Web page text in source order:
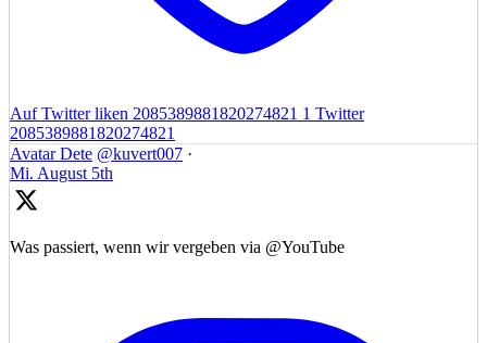
Auf Twitter liken 2085389881820274821 1 Twitter
2085389881820274821
Avatar Dete @kuvert007 ·
Mi. August 5th
Was passiert, wenn wir vergeben via @YouTube